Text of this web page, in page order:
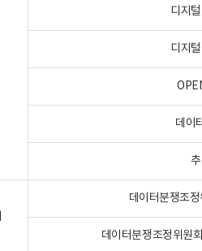
디지
디지
데이
데이터분쟁조
데이터분쟁조정위원